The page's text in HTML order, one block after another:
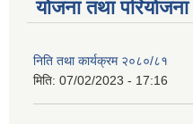
योजना तथा परियोजना
निति तथा कार्यक्रम २०८०/८१
मिति: 07/02/2023 - 17:16